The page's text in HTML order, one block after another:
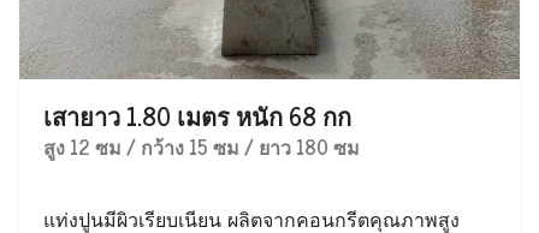
เสายาว 1.80 เมตร หนัก 68 กก
สูง 12 ซม / กว้าง 15 ซม / ยาว 180 ซม
แท่งปูนมีผิวเรียบเนียน ผลิตจากคอนกรีตคุณภาพสูง